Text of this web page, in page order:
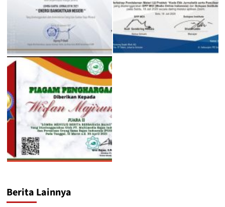
Berita Lainnya